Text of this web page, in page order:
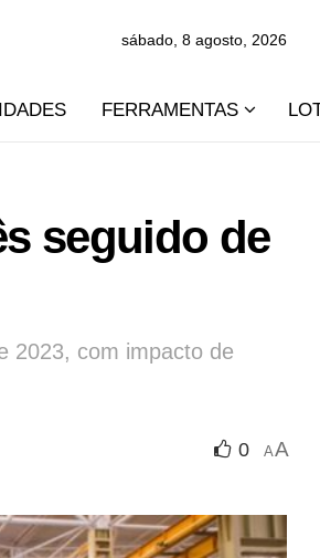
sábado, 8 agosto, 2026
FERRAMENTAS
seguido de
2023, com impacto de
0 AA